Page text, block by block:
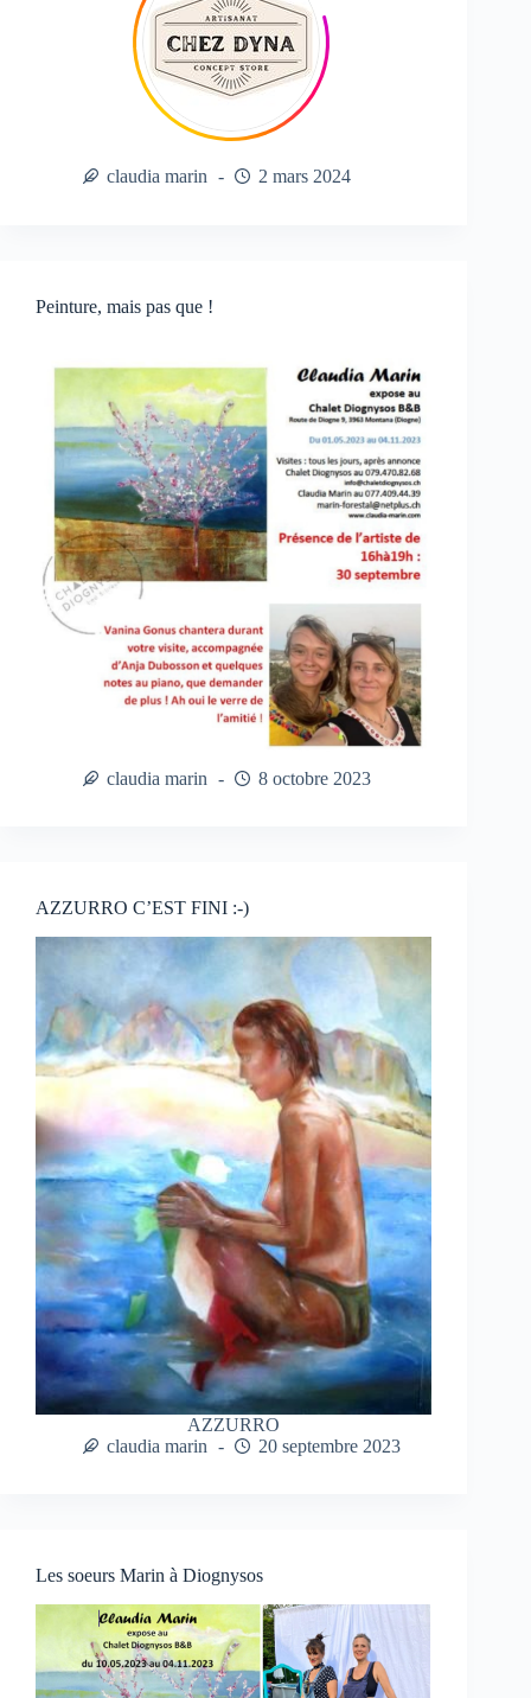
claudia marin 2 mars 2024
Peinture, mais pas que !
claudia marin 8 octobre 2023
AZZURRO C’EST FINI :-)
AZZURRO
claudia marin
20 septembre 2023
Les soeurs Marin à Diognysos